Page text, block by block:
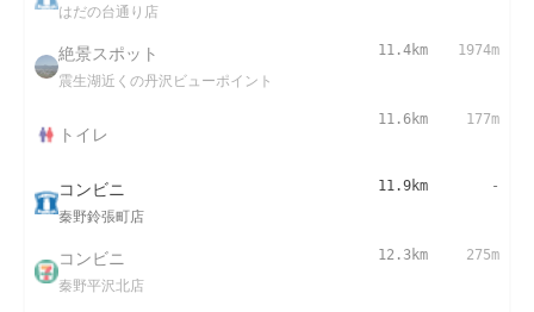
はだの台通り店
絶景スポット
震生湖近くの丹沢ビューポイント
11.4km 1974m
トイレ
11.6km 177m
コンビニ
秦野鈴張町店
11.9km -
コンビニ
秦野平沢北店
12.3km 275m